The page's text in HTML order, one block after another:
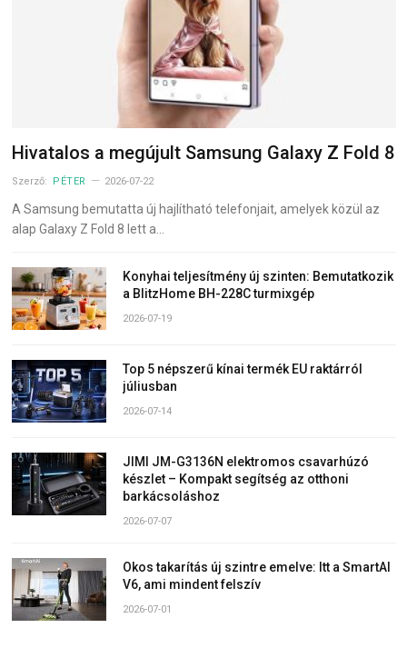
Hivatalos a megújult Samsung Galaxy Z Fold 8
Szerző: PÉTER 2026-07-22
A Samsung bemutatta új hajlítható telefonjait, amelyek közül az
alap Galaxy Z Fold 8 lett a…
Konyhai teljesítmény új szinten: Bemutatkozik
a BlitzHome BH-228C turmixgép
2026-07-19
Top 5 népszerű kínai termék EU raktárról
júliusban
2026-07-14
JIMI JM-G3136N elektromos csavarhúzó
készlet – Kompakt segítség az otthoni
barkácsoláshoz
2026-07-07
Okos takarítás új szintre emelve: Itt a SmartAI
V6, ami mindent felszív
2026-07-01